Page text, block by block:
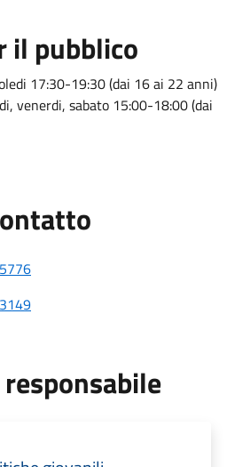
il pubblico
17:30-19:30 (dai 16 ai 22 anni)
venerdi, sabato 15:00-18:00 (dai